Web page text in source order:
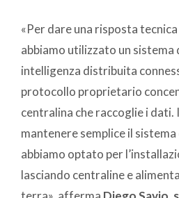
«Per dare una risposta
abbiamo utilizzato un sistema
intelligenza distribuita
protocollo proprietario
centralina che raccoglie i dati.
mantenere semplice il
abbiamo optato per
lasciando centraline e